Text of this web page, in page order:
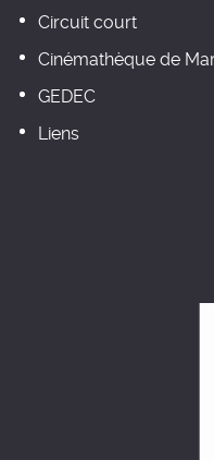
Circuit court
Cinémathèque de
GEDEC
Liens